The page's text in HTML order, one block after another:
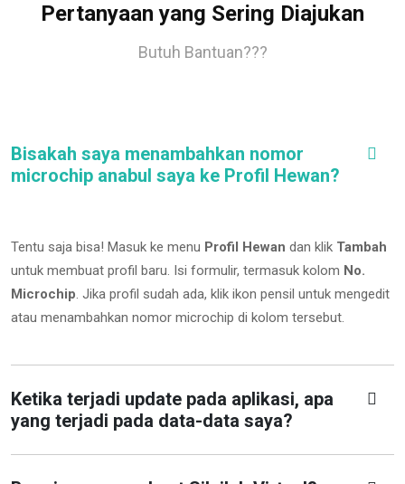
Pertanyaan yang Sering Diajukan
Butuh Bantuan???
Bisakah saya menambahkan nomor
microchip anabul saya ke Profil Hewan?
Tentu saja bisa! Masuk ke menu Profil Hewan dan klik Tambah
untuk membuat profil baru. Isi formulir, termasuk kolom No.
Microchip. Jika profil sudah ada, klik ikon pensil untuk mengedit
atau menambahkan nomor microchip di kolom tersebut.
Ketika terjadi update pada aplikasi, apa
yang terjadi pada data-data saya?